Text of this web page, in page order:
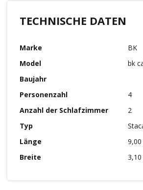
TECHNISCHE DATEN
Marke
BK
Model
bk
Baujahr
Personenzahl
4
Anzahl der Schlafzimmer
2
Typ
Länge
Breite